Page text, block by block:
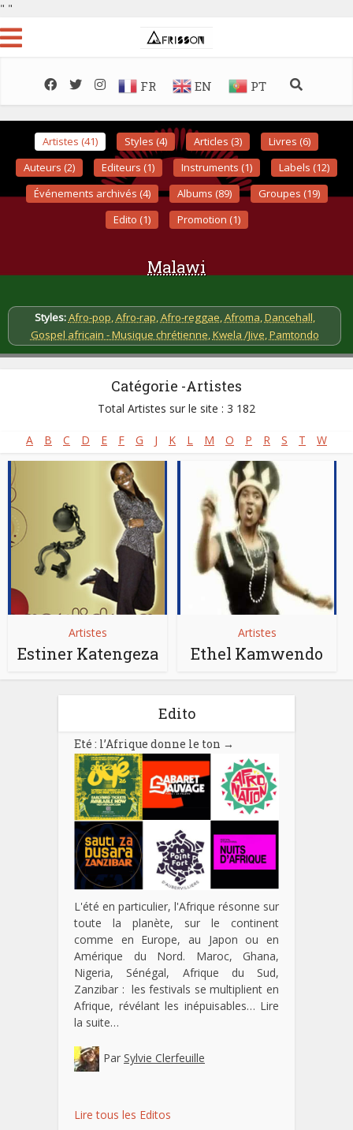
" "
FR EN PT
Artistes (41) Styles (4) Articles (3)
Livres (6)
Auteurs (2)
Editeurs (1) Instruments (1)
Labels (12)
Événements archivés (4)
Albums (89)
Groupes (19)
Edito (1)
Promotion (1)
Malawi
Styles:Afro-pop,Afro-rap,Afro-reggae,Afroma,Dancehall,
Gospel africain - Musique chrétienne,Kwela /Jive,Pamtondo
Catégorie -Artistes
Total Artistes sur le site : 3 182
A B C D E F G J K L M O P R S T W
Artistes
Estiner Katengeza
Artistes
Ethel Kamwendo
Edito
Eté : l’Afrique donne le ton →
L'été en particulier, l'Afrique résonne sur
toute la planète, sur le continent
comme en Europe, au Japon ou en
Amérique du Nord. Maroc, Ghana,
Nigeria, Sénégal, Afrique du Sud,
Zanzibar : les festivals se multiplient en
Afrique, révélant les inépuisables… Lire
la suite…
Par Sylvie Clerfeuille
Lire tous les Editos